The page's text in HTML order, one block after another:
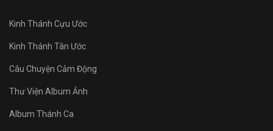
Kinh Thánh Cựu Ước
Kinh Thánh Tân Ước
Câu Chuyện Cảm Động
Thư Viện Album Ảnh
Album Thánh Ca